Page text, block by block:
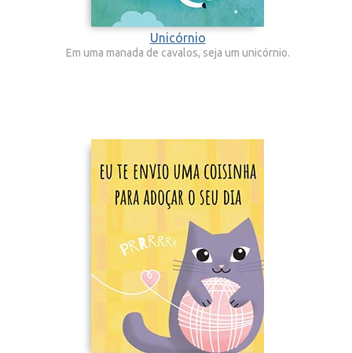
Unicórnio
Em uma manada de cavalos, seja um unicórnio.